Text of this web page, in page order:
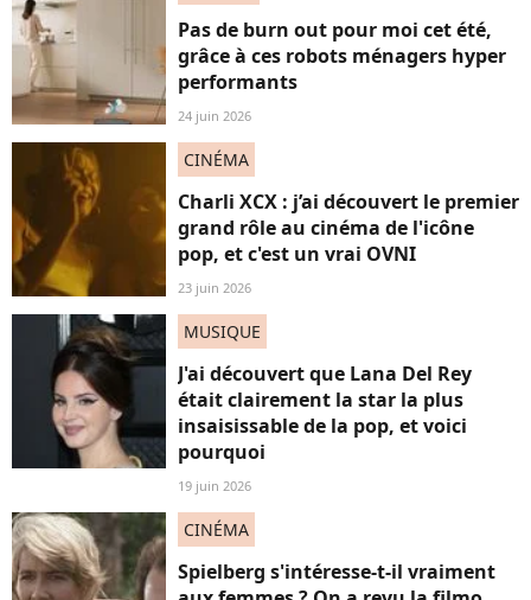
Pas de burn out pour moi cet été,
grâce à ces robots ménagers hyper
performants
24 juin 2026
CINÉMA
Charli XCX : j’ai découvert le premier
grand rôle au cinéma de l'icône
pop, et c'est un vrai OVNI
23 juin 2026
MUSIQUE
J'ai découvert que Lana Del Rey
était clairement la star la plus
insaisissable de la pop, et voici
pourquoi
19 juin 2026
CINÉMA
Spielberg s'intéresse-t-il vraiment